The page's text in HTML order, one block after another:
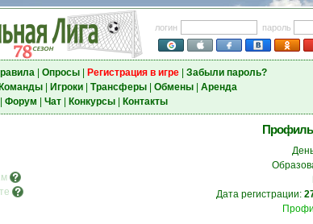
логин
пароль
| Опросы| Регистрация в игре| Забыли пароль?
Команды| Игроки| Трансферы| Обмены| Аренда
Форум Чат| Конкурсы| Контакты
Дата регистрации: